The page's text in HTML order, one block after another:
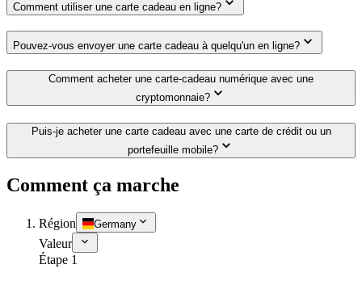
Comment utiliser une carte cadeau en ligne?
Pouvez-vous envoyer une carte cadeau à quelqu'un en ligne?
Comment acheter une carte-cadeau numérique avec une
cryptomonnaie?
Puis-je acheter une carte cadeau avec une carte de crédit ou un
portefeuille mobile?
Comment ça marche
Région Germany
Valeur
Étape 1